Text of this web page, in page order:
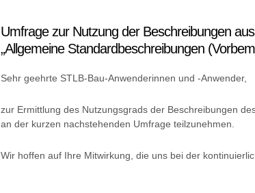
Umfrage zur Nutzung der Beschreibungen
„Allgemeine Standardbeschreibungen
Sehr geehrte STLB-Bau-Anwenderinnen und -Anwender,
zur Ermittlung des Nutzungsgrads der Beschreibungen
an der kurzen nachstehenden Umfrage teilzunehmen.
Wir hoffen auf Ihre Mitwirkung, die uns bei der